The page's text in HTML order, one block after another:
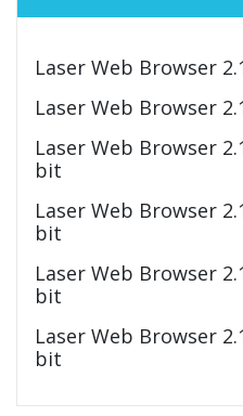
Laser Web Browser
Laser Web Browser
Laser Web Browser
bit
Laser Web Browser
bit
Laser Web Browser
bit
Laser Web Browser
bit